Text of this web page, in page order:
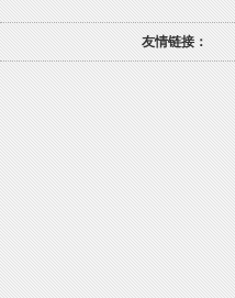
友情链接：